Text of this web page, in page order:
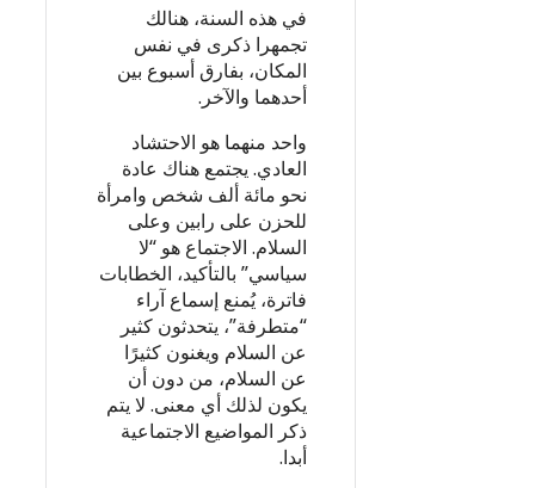
في هذه السنة، هنالك
تجمهرا ذكرى في نفس
المكان، بفارق أسبوع بين
أحدهما والآخر.
واحد منهما هو الاحتشاد
العادي. يجتمع هناك عادة
نحو مائة ألف شخص وامرأة
للحزن على رابين وعلى
السلام. الاجتماع هو “لا
سياسي” بالتأكيد، الخطابات
فاترة، يُمنع إسماع آراء
“متطرفة”، يتحدثون كثير
عن السلام ويغنون كثيرًا
عن السلام، من دون أن
يكون لذلك أي معنى. لا يتم
ذكر المواضيع الاجتماعية
أبدا.